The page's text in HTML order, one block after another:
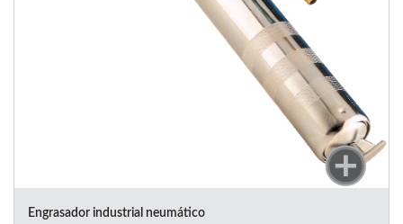
Engrasador industrial neumático